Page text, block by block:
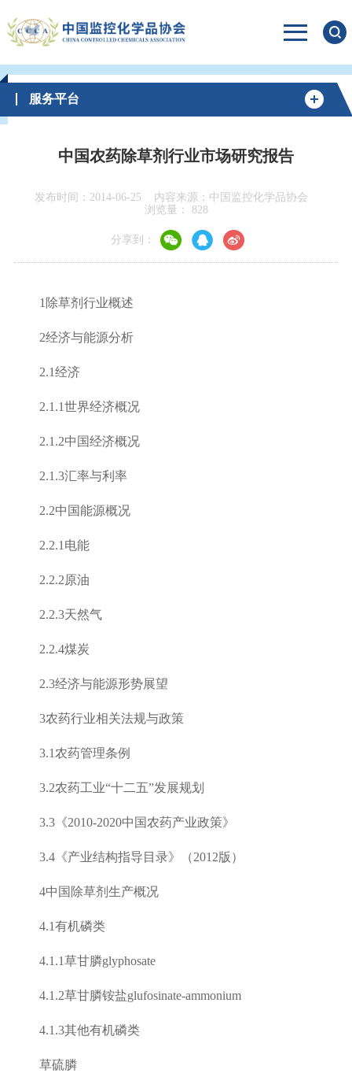
服务平台
中国农药除草剂行业市场研究报告
发布时间：2014-06-25
内容来源：中国监控化学品协会
浏览量： 828
分享到：
1 除草剂行业概述
2经济与能源分析
2.1经济
2.1.1世界经济概况
2.1.2中国经济概况
2.1.3汇率与利率
2.2中国能源概况
2.2.1 电能
2.2.2原油
2.2.3天然气
2.2.4煤炭
2.3经济与能源形势展望
3农药行业相关法规与政策
3.1 农药管理条例
3.2农药工业“十二五”发展规划
3.3《2010-2020中国农药产业政策》
3.4《产业结构指导目录》（2012版）
4中国除草剂生产概况
4.1有机磷类
4.1.1草甘膦glyphosate
4.1.2草甘膦铵盐glufosinate-ammonium
4.1.3其他有机磷类
草硫膦